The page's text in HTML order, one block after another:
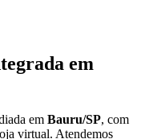
em
em Bauru/SP, com
virtual. Atendemos